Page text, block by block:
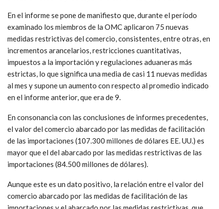
En el informe se pone de manifiesto que, durante el período
examinado los miembros de la OMC aplicaron 75 nuevas
medidas restrictivas del comercio, consistentes, entre otras, en
incrementos arancelarios, restricciones cuantitativas,
impuestos a la importación y regulaciones aduaneras más
estrictas, lo que significa una media de casi 11 nuevas medidas
al mes y supone un aumento con respecto al promedio indicado
en el informe anterior, que era de 9.
En consonancia con las conclusiones de informes precedentes,
el valor del comercio abarcado por las medidas de facilitación
de las importaciones (107.300 millones de dólares EE. UU.) es
mayor que el del abarcado por las medidas restrictivas de las
importaciones (84.500 millones de dólares).
Aunque este es un dato positivo, la relación entre el valor del
comercio abarcado por las medidas de facilitación de las